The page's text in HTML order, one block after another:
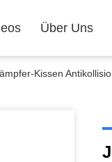
Über Uns
Kissen